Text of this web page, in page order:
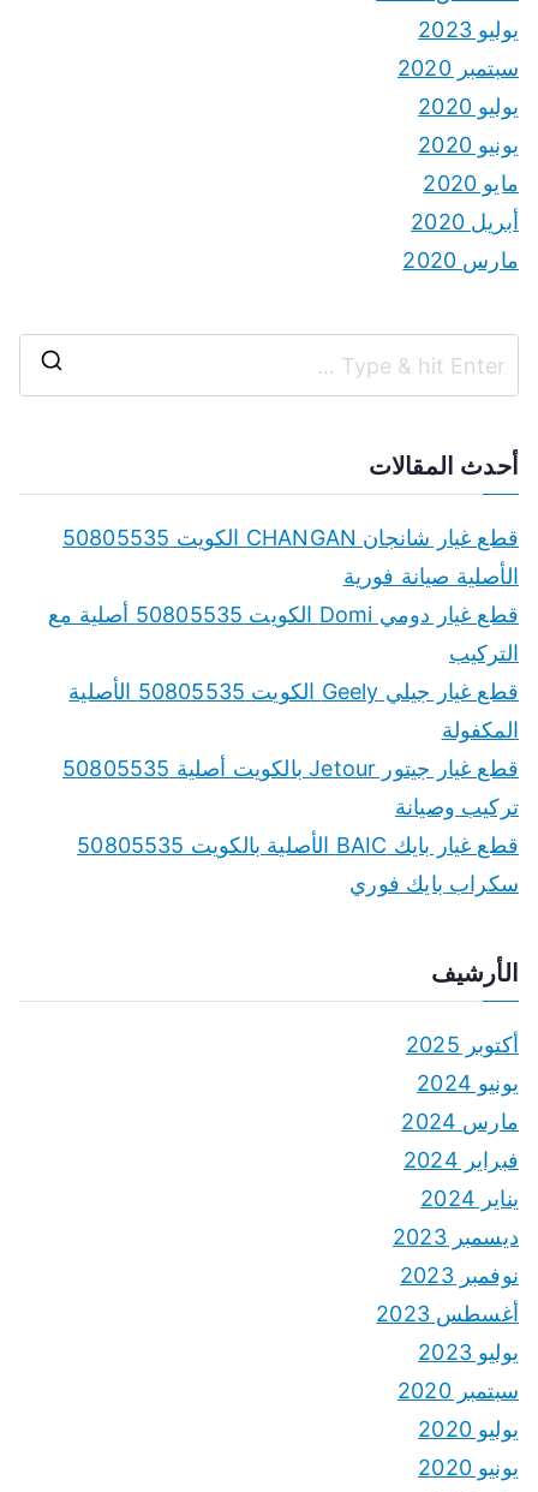
يوليو 2023
سبتمبر 2020
يوليو 2020
يونيو 2020
مايو 2020
أبريل 2020
مارس 2020
r
أحدث المقالات
قطع غيار شانجان CHANGAN الكويت 50805535
الأصلية صيانة فورية
قطع غيار دومي Domi الكويت 50805535 أصلية مع
التركيب
قطع غيار جيلي Geely الكويت 50805535 الأصلية
المكفولة
قطع غيار جيتور Jetour بالكويت أصلية 50805535
تركيب وصيانة
قطع غيار بايك BAIC الأصلية بالكويت 50805535
سكراب بايك فوري
الأرشيف
أكتوبر 2025
يونيو 2024
مارس 2024
فبراير 2024
يناير 2024
ديسمبر 2023
نوفمبر 2023
أغسطس 2023
يوليو 2023
سبتمبر 2020
يوليو 2020
يونيو 2020